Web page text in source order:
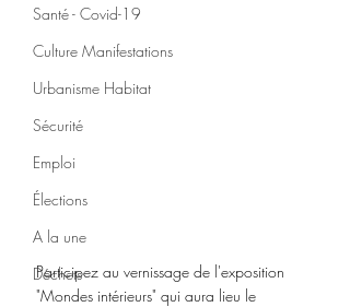
Santé - Covid-19
Culture Manifestations
Urbanisme Habitat
Sécurité
Emploi
Élections
A la une
Déchets
Participez au vernissage de l'exposition
"Mondes intérieurs" qui aura lieu le